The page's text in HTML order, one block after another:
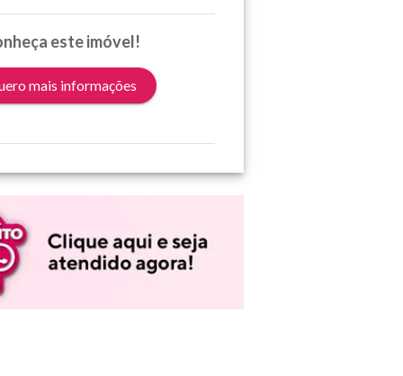
este imóvel!
mais informações